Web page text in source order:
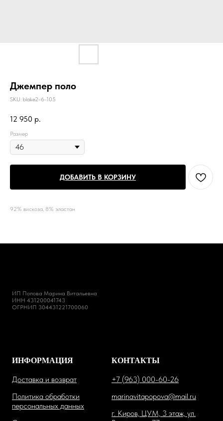
Джемпер поло
SKU: blake2-6-105
12 950 р.
Размер
ДОБАВИТЬ В КОРЗИНУ
92% вискоза, 8% эластан
ИП Попова Марина Витальевна
ИНН 431200041743
ОГРНИП 304431221700060
ИНФОРМАЦИЯ
Доставка и возврат
Политика обработки
персональных данных
КОНТАКТЫ
+7 (963) 000-60-26
marinavitapopova@mail.ru
г. Киров, ЦУМ, 3 этаж, ул.